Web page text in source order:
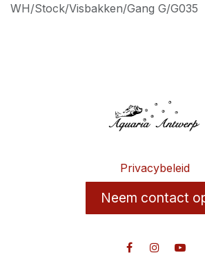
WH/Stock/Visbakken/Gang G/G035
Privacybeleid
Neem contact